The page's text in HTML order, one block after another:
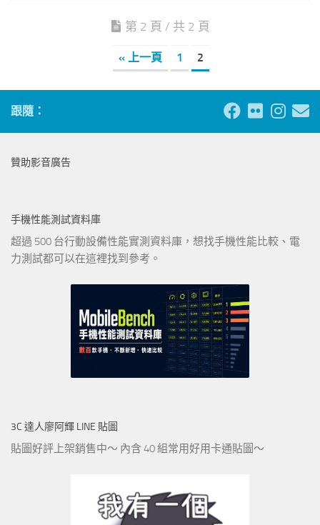
第 2 頁 / 共 2 頁
« 上一頁 1 2
跟隨：
贊助影音廣告
手機性能測試資料庫
超過 500 台行動設備性能實測資料庫，想找手機性能比較、電
力測試都可以在這裡找到參考。
3C 達人廖阿輝 LINE 貼圖
貼圖好評上架銷售中～ 內含 40 組常用好用卡通貼圖～